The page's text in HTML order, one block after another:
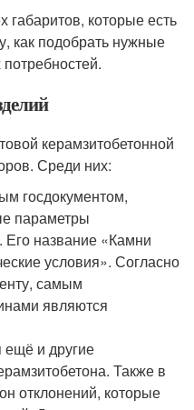
габаритов, которые есть
как подобрать нужные
керамзитобетонной
Среди них:
госдокументом,
параметры
Его название «Камни
условия». Согласно
самым
являются
и другие
Также в
отклонений, которые